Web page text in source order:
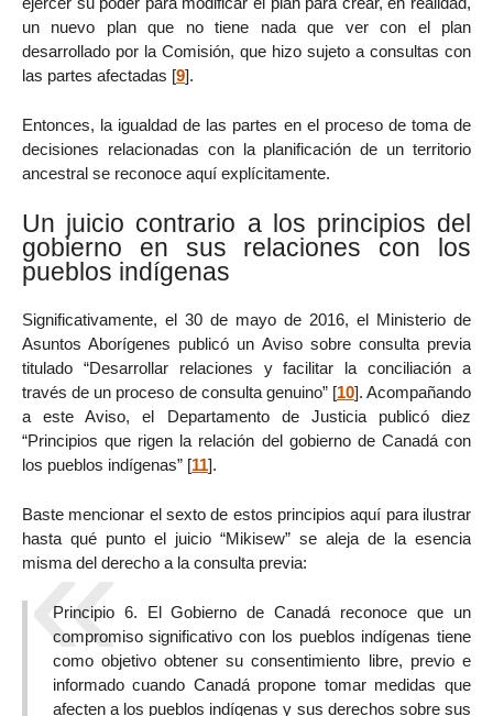
un nuevo plan que no tiene nada que ver con el plan
desarrollado por la Comisión, que hizo sujeto a consultas con
las partes afectadas [9].
Entonces, la igualdad de las partes en el proceso de toma de
decisiones relacionadas con la planificación de un territorio
ancestral se reconoce aquí explícitamente.
Un juicio contrario a los principios del
gobierno en sus relaciones con los
pueblos indígenas
Significativamente, el 30 de mayo de 2016, el Ministerio de
Asuntos Aborígenes publicó un Aviso sobre consulta previa
titulado “Desarrollar relaciones y facilitar la conciliación a
través de un proceso de consulta genuino”[10]. Acompañando
a este Aviso, el Departamento de Justicia publicó diez
“Principios que rigen la relación del gobierno de Canadá con
los pueblos indígenas” [11].
Baste mencionar el sexto de estos principios aquí para ilustrar
hasta qué punto el juicio “Mikisew” se aleja de la esencia
misma del derecho a la consulta previa:
Principio 6. El Gobierno de Canadá reconoce que un
compromiso significativo con los pueblos indígenas tiene
como objetivo obtener su consentimiento libre, previo e
informado cuando Canadá propone tomar medidas que
afecten a los pueblos indígenas y sus derechos sobre sus